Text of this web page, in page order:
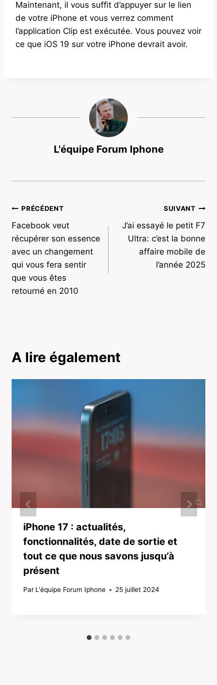
Maintenant, il vous suffit d’appuyer sur le lien
de votre iPhone et vous verrez comment
l’application Clip est exécutée. Vous pouvez voir
ce que iOS 19 sur votre iPhone devrait avoir.
L'équipe Forum Iphone
Navigation
de
l’article
PRÉCÉDENT
Facebook veut
récupérer son essence
avec un changement
qui vous fera sentir
que vous êtes
retourné en 2010
SUIVANT
J’ai essayé le petit F7
Ultra: c’est la bonne
affaire mobile de
l’année 2025
A lire également
iPhone 17 : actualités,
fonctionnalités, date de sortie et
tout ce que nous savons jusqu’à
présent
Par L'équipe Forum Iphone 25 juillet 2024